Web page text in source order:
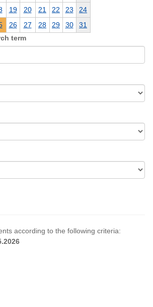
19 20 21 22 23
24
26 27 28 29 30
31
term
according to the following criteria: